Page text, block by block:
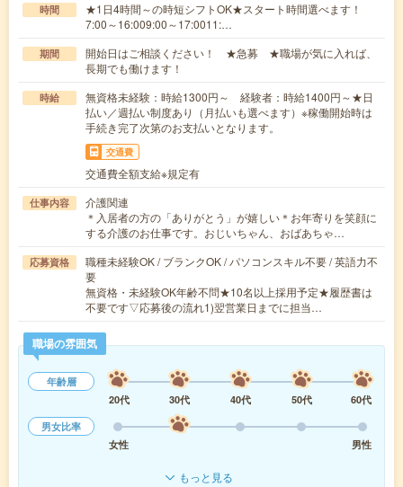
時間
★1日4時間～の時短シフトOK★スタート時間選べます！
7:00～16:009:00～17:0011:…
期間
開始日はご相談ください！ ★急募 ★職場が気に入れば、
長期でも働けます！
時給
無資格未経験：時給1300円～ 経験者：時給1400円～★日
払い／週払い制度あり（月払いも選べます）※稼働開始時は
手続き完了次第のお支払いとなります。
交通費
交通費全額支給※規定有
仕事内容
介護関連
＊入居者の方の「ありがとう」が嬉しい＊お年寄りを笑顔に
する介護のお仕事です。おじいちゃん、おばあちゃ…
応募資格
職種未経験OK / ブランクOK / パソコンスキル不要 / 英語力不
要
無資格・未経験OK年齢不問★10名以上採用予定★履歴書は
不要です▽応募後の流れ1)翌営業日までに担当…
職場の雰囲気
年齢層
20代
30代 40代 50代
60代
男女比率
女性
男性
もっと見る